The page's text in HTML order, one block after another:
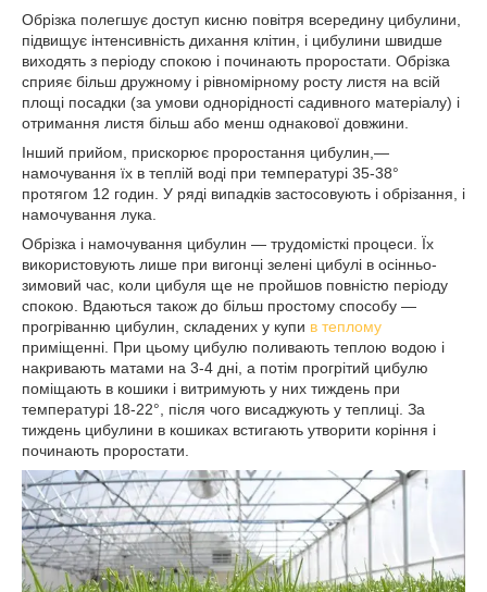
Обрізка полегшує доступ кисню повітря всередину цибулини,
підвищує інтенсивність дихання клітин, і цибулини швидше
виходять з періоду спокою і починають проростати. Обрізка
сприяє більш дружному і рівномірному росту листя на всій
площі посадки (за умови однорідності садивного матеріалу) і
отримання листя більш або менш однакової довжини.
Інший прийом, прискорює проростання цибулин,—
намочування їх в теплій воді при температурі 35-38°
протягом 12 годин. У ряді випадків застосовують і обрізання, і
намочування лука.
Обрізка і намочування цибулин — трудомісткі процеси. Їх
використовують лише при вигонці зелені цибулі в осінньо-
зимовий час, коли цибуля ще не пройшов повністю періоду
спокою. Вдаються також до більш простому способу —
прогріванню цибулин, складених у купи в теплому
приміщенні. При цьому цибулю поливають теплою водою і
накривають матами на 3-4 дні, а потім прогрітий цибулю
поміщають в кошики і витримують у них тиждень при
температурі 18-22°, після чого висаджують у теплиці. За
тиждень цибулини в кошиках встигають утворити коріння і
починають проростати.